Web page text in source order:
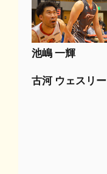
池嶋 一輝
古河 ウェスリー